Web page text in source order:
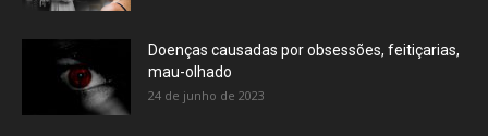
Doenças causadas por obsessões, feitiçarias,
mau-olhado
24 de junho de 2023